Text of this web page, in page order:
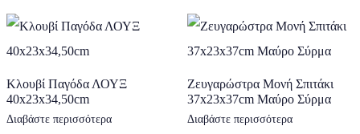
Κλουβί Παγόδα ΛΟΥΞ
40x23x34,50cm
Διαβάστε περισσότερα
Ζευγαρώστρα Μονή Σπιτάκι
37x23x37cm Μαύρο Σύρμα
Διαβάστε περισσότερα